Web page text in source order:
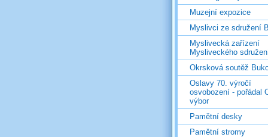
Muzejní expozice
Myslivci ze sdružení
Myslivecká zařízení
Mysliveckého
Okrsková soutěž
Oslavy 70. výročí
osvobození - pořádal
výbor
Pamětní desky
Pamětní stromy